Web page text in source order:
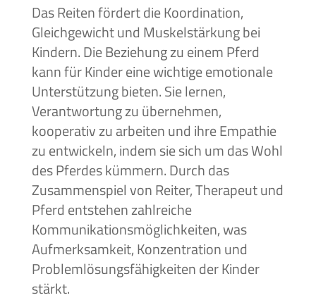
Das Reiten fördert die Koordination,
Gleichgewicht und Muskelstärkung bei
Kindern. Die Beziehung zu einem Pferd
kann für Kinder eine wichtige emotionale
Unterstützung bieten. Sie lernen,
Verantwortung zu übernehmen,
kooperativ zu arbeiten und ihre Empathie
zu entwickeln, indem sie sich um das Wohl
des Pferdes kümmern. Durch das
Zusammenspiel von Reiter, Therapeut und
Pferd entstehen zahlreiche
Kommunikationsmöglichkeiten, was
Aufmerksamkeit, Konzentration und
Problemlösungsfähigkeiten der Kinder
stärkt.